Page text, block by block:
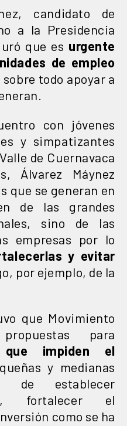
candidato de
a la Presidencia
que es urgente
de empleo
todo apoyar a
con jóvenes
y simpatizantes
de Cuernavaca
Álvarez Máynez
que se generan en
de las grandes
sino de las
empresas por lo
y evitar
por ejemplo, de la
que Movimiento
para
que impiden
el
y medianas
de establecer
fortalecer el
como se ha